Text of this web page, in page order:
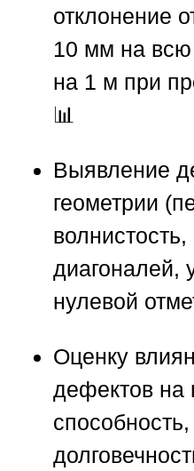
отклонение
10 мм на
на 1 м при
📊
Выявление
геометрии
диагоналей,
нулевой
Оценку
дефектов